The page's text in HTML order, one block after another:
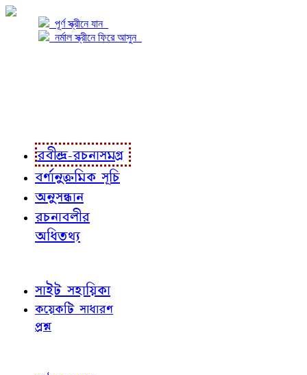
পূর্ণ স্ক্রীনে যান
নর্মাল স্ক্রীনে ফিরে আসুন
রবীন্দ্র-রচনাসমগ্র
বর্ণানুক্রমিক সূচি
অনুসন্ধান
রচনাবলীর
অধিতথ্য
সাইট সহায়িকা
কয়েকটি সাধারণ
প্রশ্ন